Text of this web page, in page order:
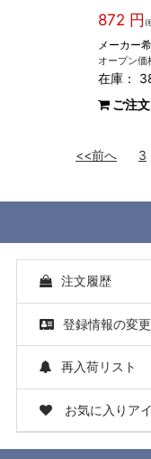
872 円 (
メーカー
オープン価
在庫：
ご注
<<前へ 3
注文履歴
登録情報の変更
再入荷リスト
お気に入りア